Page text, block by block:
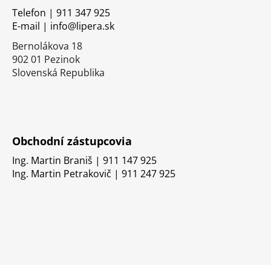
Telefon | 911 347 925
E-mail | info@lipera.sk
Bernolákova 18
902 01 Pezinok
Slovenská Republika
Obchodní zástupcovia
Ing. Martin Braniš | 911 147 925
Ing. Martin Petrakovič | 911 247 925